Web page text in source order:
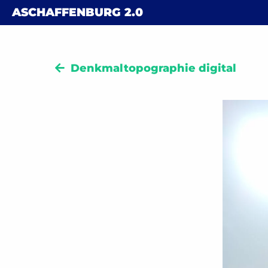
Skip to content
ASCHAFFENBURG 2.0
Denkmaltopographie digital